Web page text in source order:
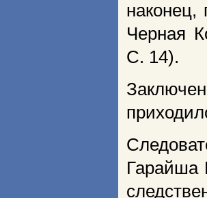
Черная
С. 14).
Гарайша